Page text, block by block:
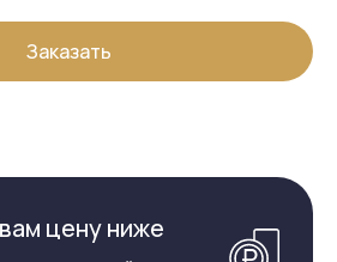
Заказать
цену ниже